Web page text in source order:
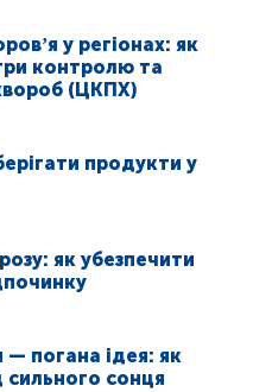
у регіонах: як
контролю та
(ЦКПХ)
продукти у
як убезпечити
— погана ідея: як
сильного сонця